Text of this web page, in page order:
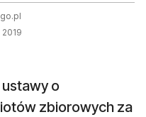
ustawy o
zbiorowych za